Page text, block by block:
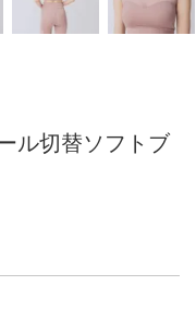
ル切替ソフトブ